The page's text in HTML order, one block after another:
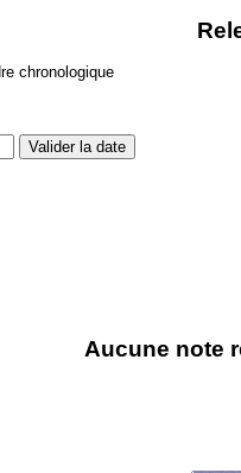
chronologique
Aucune note